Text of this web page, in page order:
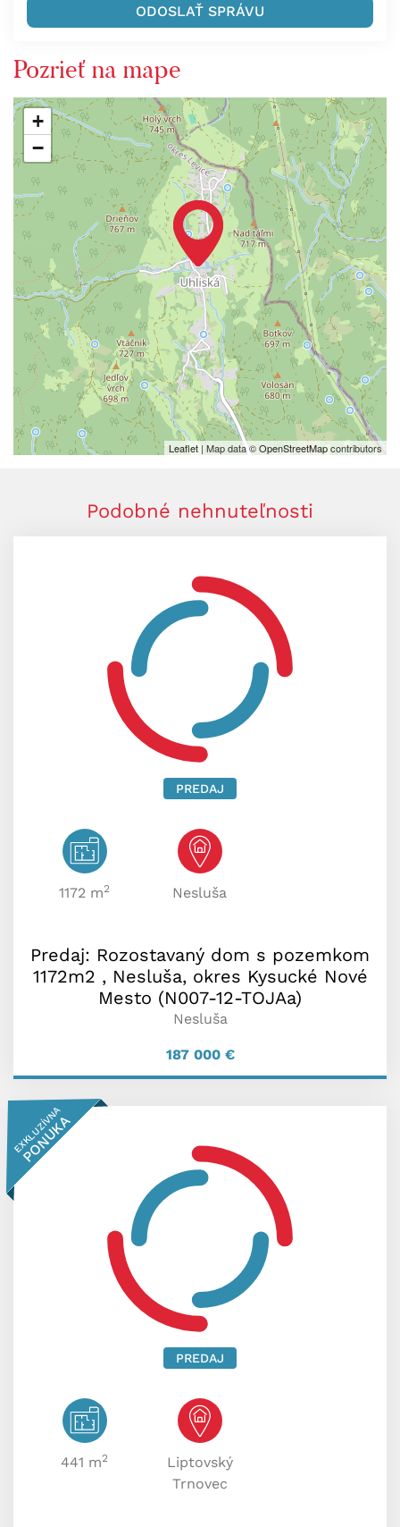
Pozrieť na mape
+
−
Leaflet | Map data ©OpenStreetMapcontributors
Podobné nehnuteľnosti
PREDAJ
1172 m2 Nesluša
Predaj: Rozostavaný dom s pozemkom
1172m2 , Nesluša, okres Kysucké Nové
Mesto (N007-12-TOJAa)
Nesluša
187 000 €
EXKLUZÍVNA
PONUKA
PREDAJ
441 m2
Liptovský
Trnovec